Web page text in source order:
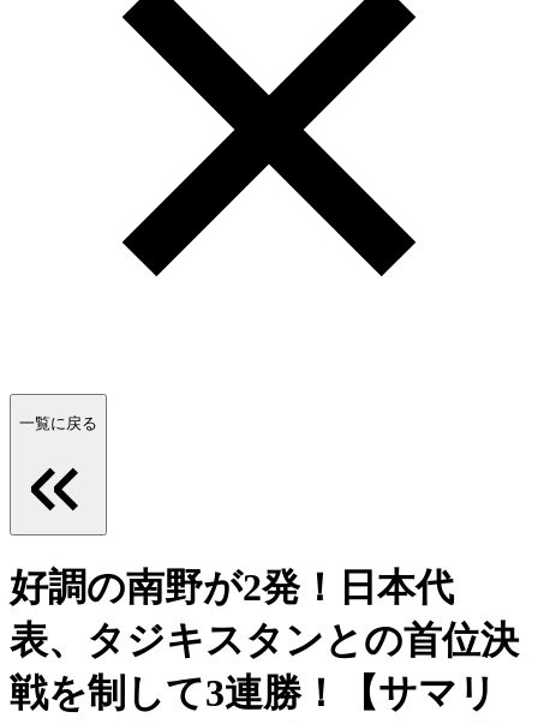
一覧に戻る
好調の南野が2発！日本代
表、タジキスタンとの首位決
戦を制して3連勝！【サマリ